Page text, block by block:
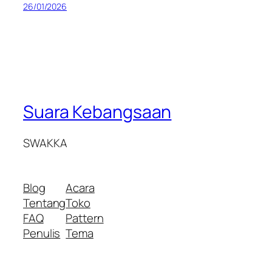
26/01/2026
Suara Kebangsaan
SWAKKA
Blog
Tentang
FAQ
Penulis
Acara
Toko
Pattern
Tema